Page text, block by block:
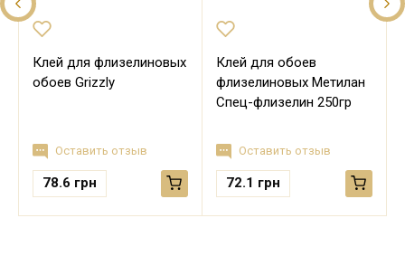
Клей для флизелиновых
обоев Grizzly
Оставить отзыв
78.6 грн
Клей для обоев
флизелиновых Метилан
Спец-флизелин 250гр
Оставить отзыв
72.1 грн